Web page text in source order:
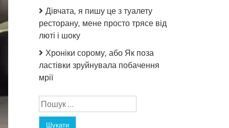
Дівчата, я пишу це з туалету
ресторану, мене просто трясе від
люті і шоку
Хроніки сорому, або Як поза
ластівки зруйнувала побачення
мрії
Пошук: